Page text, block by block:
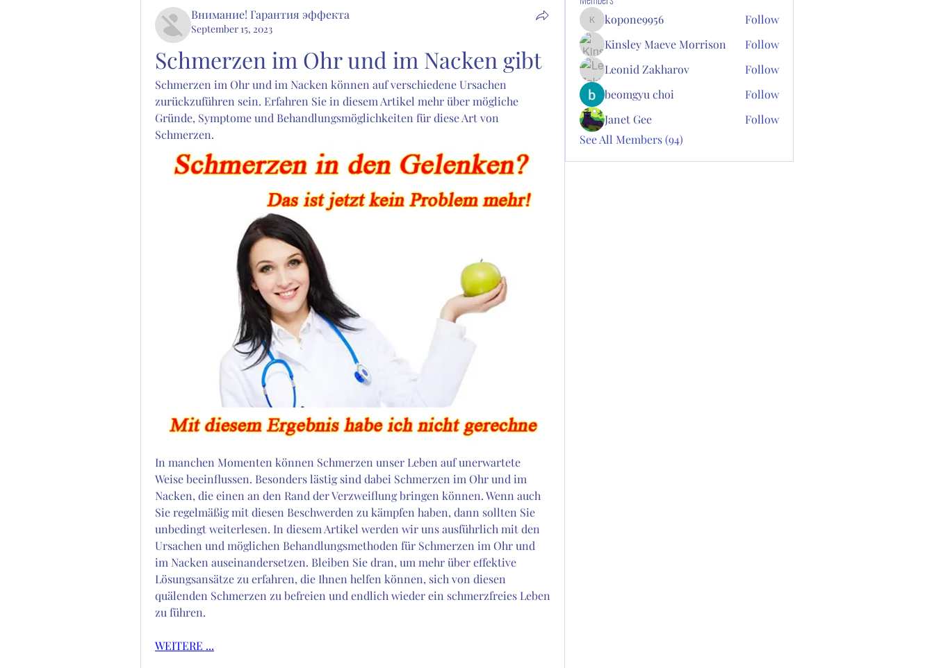
Внимание! Гарантия эффекта
September 15, 2023
Schmerzen im Ohr und im Nacken gibt
Schmerzen im Ohr und im Nacken können auf verschiedene Ursachen
zurückzuführen sein. Erfahren Sie in diesem Artikel mehr über mögliche
Gründe, Symptome und Behandlungsmöglichkeiten für diese Art von
Schmerzen.
In manchen Momenten können Schmerzen unser Leben auf unerwartete
Weise beeinflussen. Besonders lästig sind dabei Schmerzen im Ohr und im
Nacken, die einen an den Rand der Verzweiflung bringen können. Wenn auch
Sie regelmäßig mit diesen Beschwerden zu kämpfen haben, dann sollten Sie
unbedingt weiterlesen. In diesem Artikel werden wir uns ausführlich mit den
Ursachen und möglichen Behandlungsmethoden für Schmerzen im Ohr und
im Nacken auseinandersetzen. Bleiben Sie dran, um mehr über effektive
Lösungsansätze zu erfahren, die Ihnen helfen können, sich von diesen
quälenden Schmerzen zu befreien und endlich wieder ein schmerzfreies Leben
zu führen.
WEITERE ...
kopone9956
kopone9956
Follow
Kinsley Maeve Morrison
Follow
Leonid Zakharov
Follow
beomgyu choi
Follow
Janet Gee
Follow
See All Members (94)